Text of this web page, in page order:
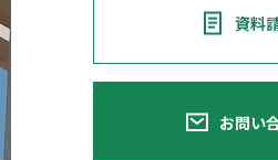
資料
お問い